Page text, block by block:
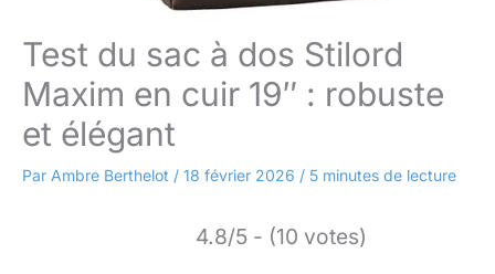
Test du sac à dos Stilord
Maxim en cuir 19″ : robuste
et élégant
Par Ambre Berthelot / 18 février 2026 / 5 minutes de lecture
4.8/5 - (10 votes)